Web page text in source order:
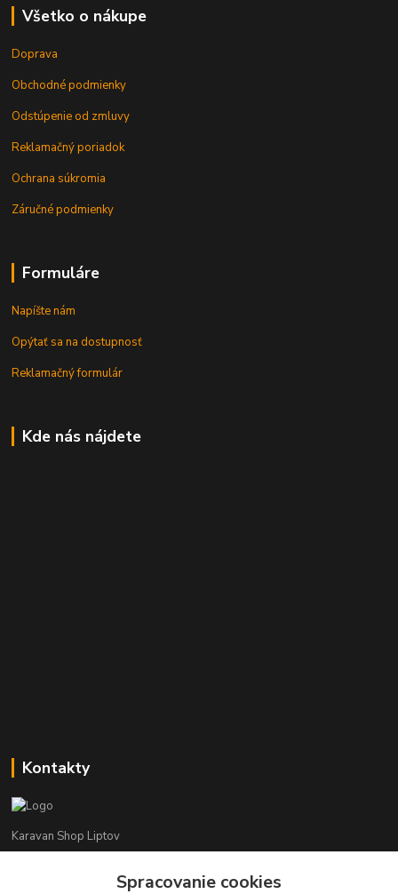
Všetko o nákupe
Doprava
Obchodné podmienky
Odstúpenie od zmluvy
Reklamačný poriadok
Ochrana súkromia
Záručné podmienky
Formuláre
Napíšte nám
Opýtať sa na dostupnosť
Reklamačný formulár
Kde nás nájdete
Kontakty
Karavan Shop Liptov
+421 903 626 885Spracovanie cookies